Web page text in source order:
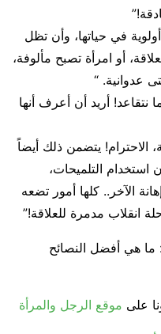
في حياتها، وأن تظل
أو امرأة تصبح مألوفة،
عدوانية. “
أريد أن أعرف أنها
الاحترام! يتضمن ذلك أيضاً
استخدام التلميحات،
الآخر.. كلها أمور تضعه
انقلاب مدمرة للعلاقة!”
ما هي أفضل النصائح
على موقع الرجل والمرأة